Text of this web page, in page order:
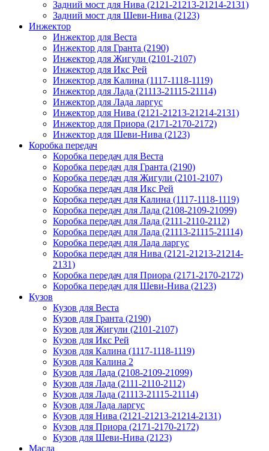
Задний мост для Нива (2121-21213-21214-2131)
Задний мост для Шеви-Нива (2123)
Инжектор
Инжектор для Веста
Инжектор для Гранта (2190)
Инжектор для Жигули (2101-2107)
Инжектор для Икс Рей
Инжектор для Калина (1117-1118-1119)
Инжектор для Лада (21113-21115-21114)
Инжектор для Лада ларгус
Инжектор для Нива (2121-21213-21214-2131)
Инжектор для Приора (2171-2170-2172)
Инжектор для Шеви-Нива (2123)
Коробка передач
Коробка передач для Веста
Коробка передач для Гранта (2190)
Коробка передач для Жигули (2101-2107)
Коробка передач для Икс Рей
Коробка передач для Калина (1117-1118-1119)
Коробка передач для Лада (2108-2109-21099)
Коробка передач для Лада (2111-2110-2112)
Коробка передач для Лада (21113-21115-21114)
Коробка передач для Лада ларгус
Коробка передач для Нива (2121-21213-21214-
2131)
Коробка передач для Приора (2171-2170-2172)
Коробка передач для Шеви-Нива (2123)
Кузов
Кузов для Веста
Кузов для Гранта (2190)
Кузов для Жигули (2101-2107)
Кузов для Икс Рей
Кузов для Калина (1117-1118-1119)
Кузов для Калина 2
Кузов для Лада (2108-2109-21099)
Кузов для Лада (2111-2110-2112)
Кузов для Лада (21113-21115-21114)
Кузов для Лада ларгус
Кузов для Нива (2121-21213-21214-2131)
Кузов для Приора (2171-2170-2172)
Кузов для Шеви-Нива (2123)
Масла